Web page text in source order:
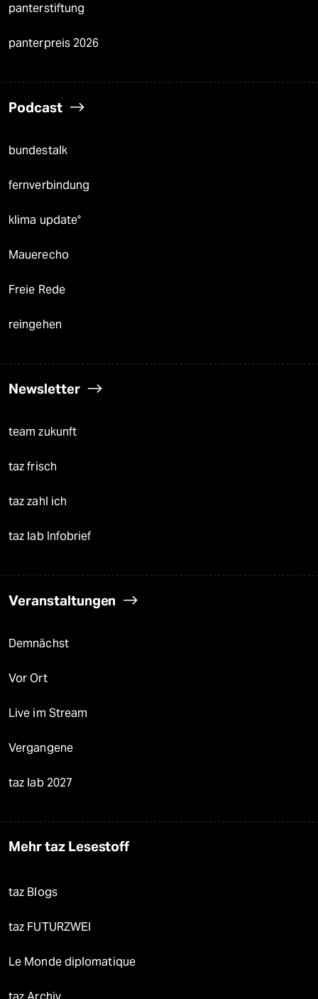
panterstiftung
panterpreis 2026
Podcast
bundestalk
fernverbindung
klima update°
Mauerecho
Freie Rede
reingehen
Newsletter
team zukunft
taz frisch
taz zahl ich
taz lab Infobrief
Veranstaltungen
Demnächst
Vor Ort
Live im Stream
Vergangene
taz lab 2027
Mehr taz Lesestoff
taz Blogs
taz FUTURZWEI
Le Monde diplomatique
taz Archiv